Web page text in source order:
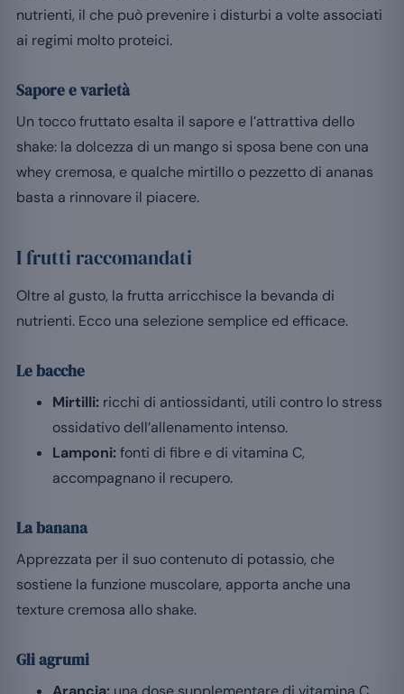
nutrienti, il che può prevenire i disturbi a volte associati
ai regimi molto proteici.
Sapore e varietà
Un tocco fruttato esalta il sapore e l’attrattiva dello
shake: la dolcezza di un mango si sposa bene con una
whey cremosa, e qualche mirtillo o pezzetto di ananas
basta a rinnovare il piacere.
I frutti raccomandati
Oltre al gusto, la frutta arricchisce la bevanda di
nutrienti. Ecco una selezione semplice ed efficace.
Le bacche
Mirtilli: ricchi di antiossidanti, utili contro lo stress
ossidativo dell’allenamento intenso.
Lamponi:fonti di fibre e di vitamina C,
accompagnano il recupero.
La banana
Apprezzata per il suo contenuto di potassio, che
sostiene la funzione muscolare, apporta anche una
texture cremosa allo shake.
Gli agrumi